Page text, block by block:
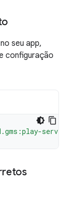
seu app,
configuração